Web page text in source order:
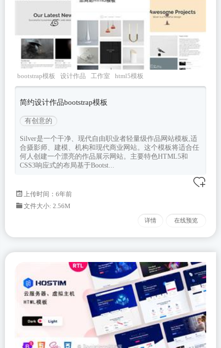
bootstrap模板 设计作品 工作室
html5模板
简约设计作品bootstrap模板
有创意的
Silver是一个干净、现代自由职业者轻量级作品网站模板,适
合摄影师、建模、机构和现代商业网站。这个模板将适合任
何人创建一个漂亮的作品展示网站。主要特色HTML5和
CSS3响应式的布局基于Bootst...
上传时间：6年前
文件大小: 2.56M
详情 在线预览